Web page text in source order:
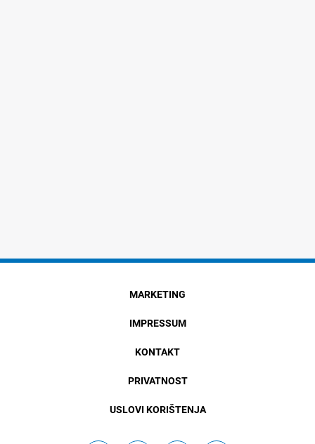
MARKETING
IMPRESSUM
KONTAKT
PRIVATNOST
USLOVI KORIŠTENJA